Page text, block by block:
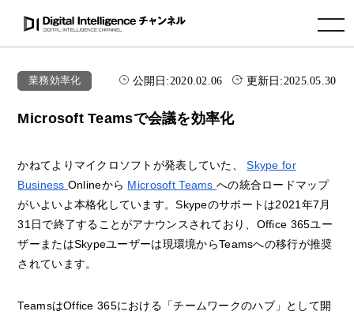
toggle navigation
業務効率化 公開日:2020.02.06 更新日:2025.05.30
Microsoft Teamsで会議を効率化
かねてよりマイクロソフトが発表していた、Skype for
Business Onlineから Microsoft Teams への統合ロードマップ
がいよいよ本格化しています。Skypeのサポートは2021年7月
31日で終了することがアナウンスされており、Office 365ユー
ザーまたはSkypeユーザーは現環境からTeamsへの移行が推奨
されています。
TeamsはOffice 365における「チームワークのハブ」として開